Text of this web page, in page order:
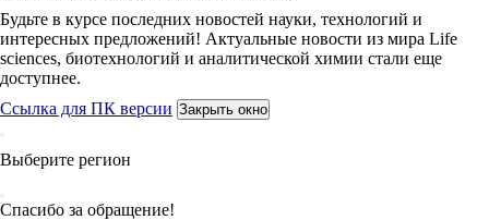
Будьте в курсе последних новостей науки, технологий и
интересных предложений! Актуальные новости из мира Life
sciences, биотехнологий и аналитической химии стали еще
доступнее.
Ссылка для ПК версии Закрыть окно
Выберите регион
Спасибо за обращение!